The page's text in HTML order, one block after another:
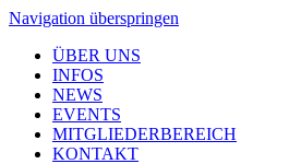
Navigation überspringen
ÜBER UNS
INFOS
NEWS
EVENTS
MITGLIEDERBEREICH
KONTAKT